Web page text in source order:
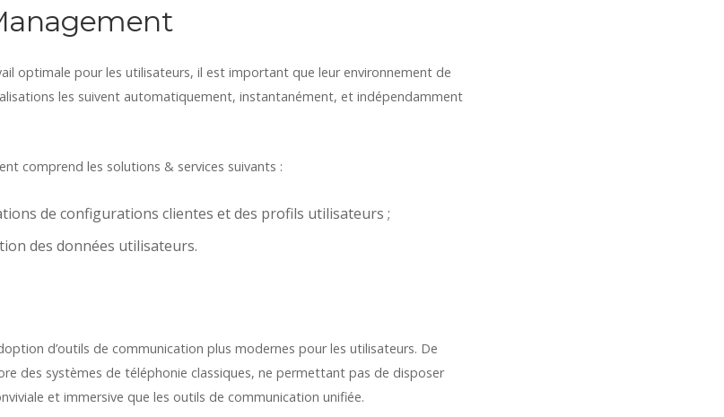
optimale pour les utilisateurs, il est important que leur environnement de
les suivent automatiquement, instantanément, et indépendamment
comprend les solutions & services suivants :
de configurations clientes et des profils utilisateurs ;
des données utilisateurs.
d’outils de communication plus modernes pour les utilisateurs. De
des systèmes de téléphonie classiques, ne permettant pas de disposer
et immersive que les outils de communication unifiée.